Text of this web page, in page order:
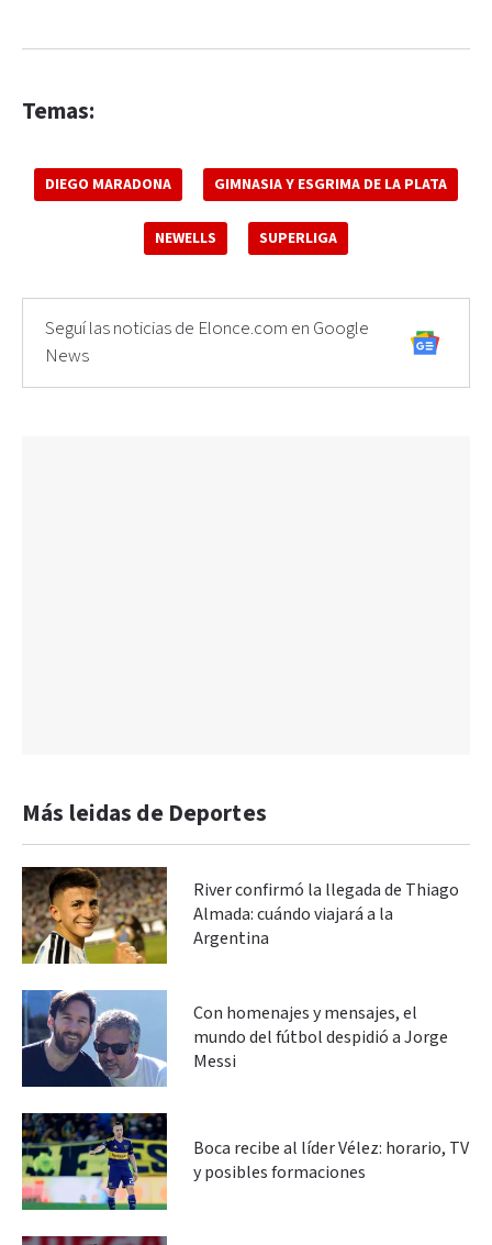
Temas:
DIEGO MARADONA GIMNASIA Y ESGRIMA DE LA PLATA
NEWELLS SUPERLIGA
Seguí las noticias de Elonce.com en Google
News
Más leidas de Deportes
River confirmó la llegada de Thiago
Almada: cuándo viajará a la
Argentina
Con homenajes y mensajes, el
mundo del fútbol despidió a Jorge
Messi
Boca recibe al líder Vélez: horario, TV
y posibles formaciones